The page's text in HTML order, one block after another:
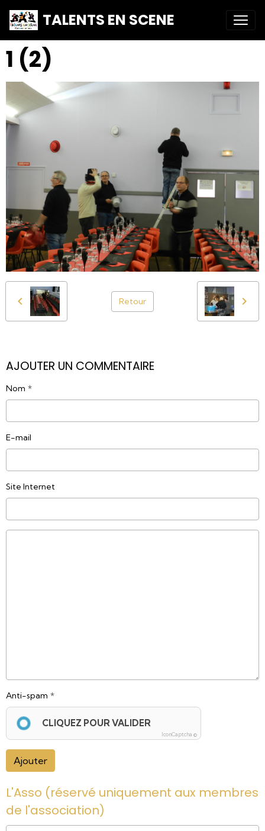
TALENTS EN SCENE
1 (2)
Retour
AJOUTER UN COMMENTAIRE
Nom
E-mail
Site Internet
Anti-spam
CLIQUEZ POUR VALIDER
IconCaptcha ©
Ajouter
L'Asso (réservé uniquement aux membres
de l'association)